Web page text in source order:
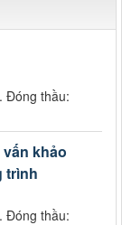
Đóng thầu:
khảo
trình
Đóng thầu: